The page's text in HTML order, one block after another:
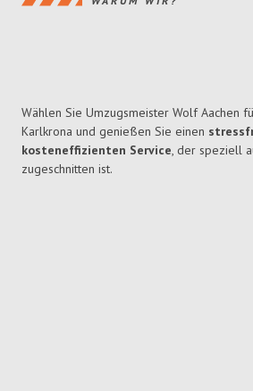
Wählen Sie Umzugsmeister Wolf Aachen
Karlkrona und genießen Sie einen
kosteneffizienten Service, der speziell
zugeschnitten ist.